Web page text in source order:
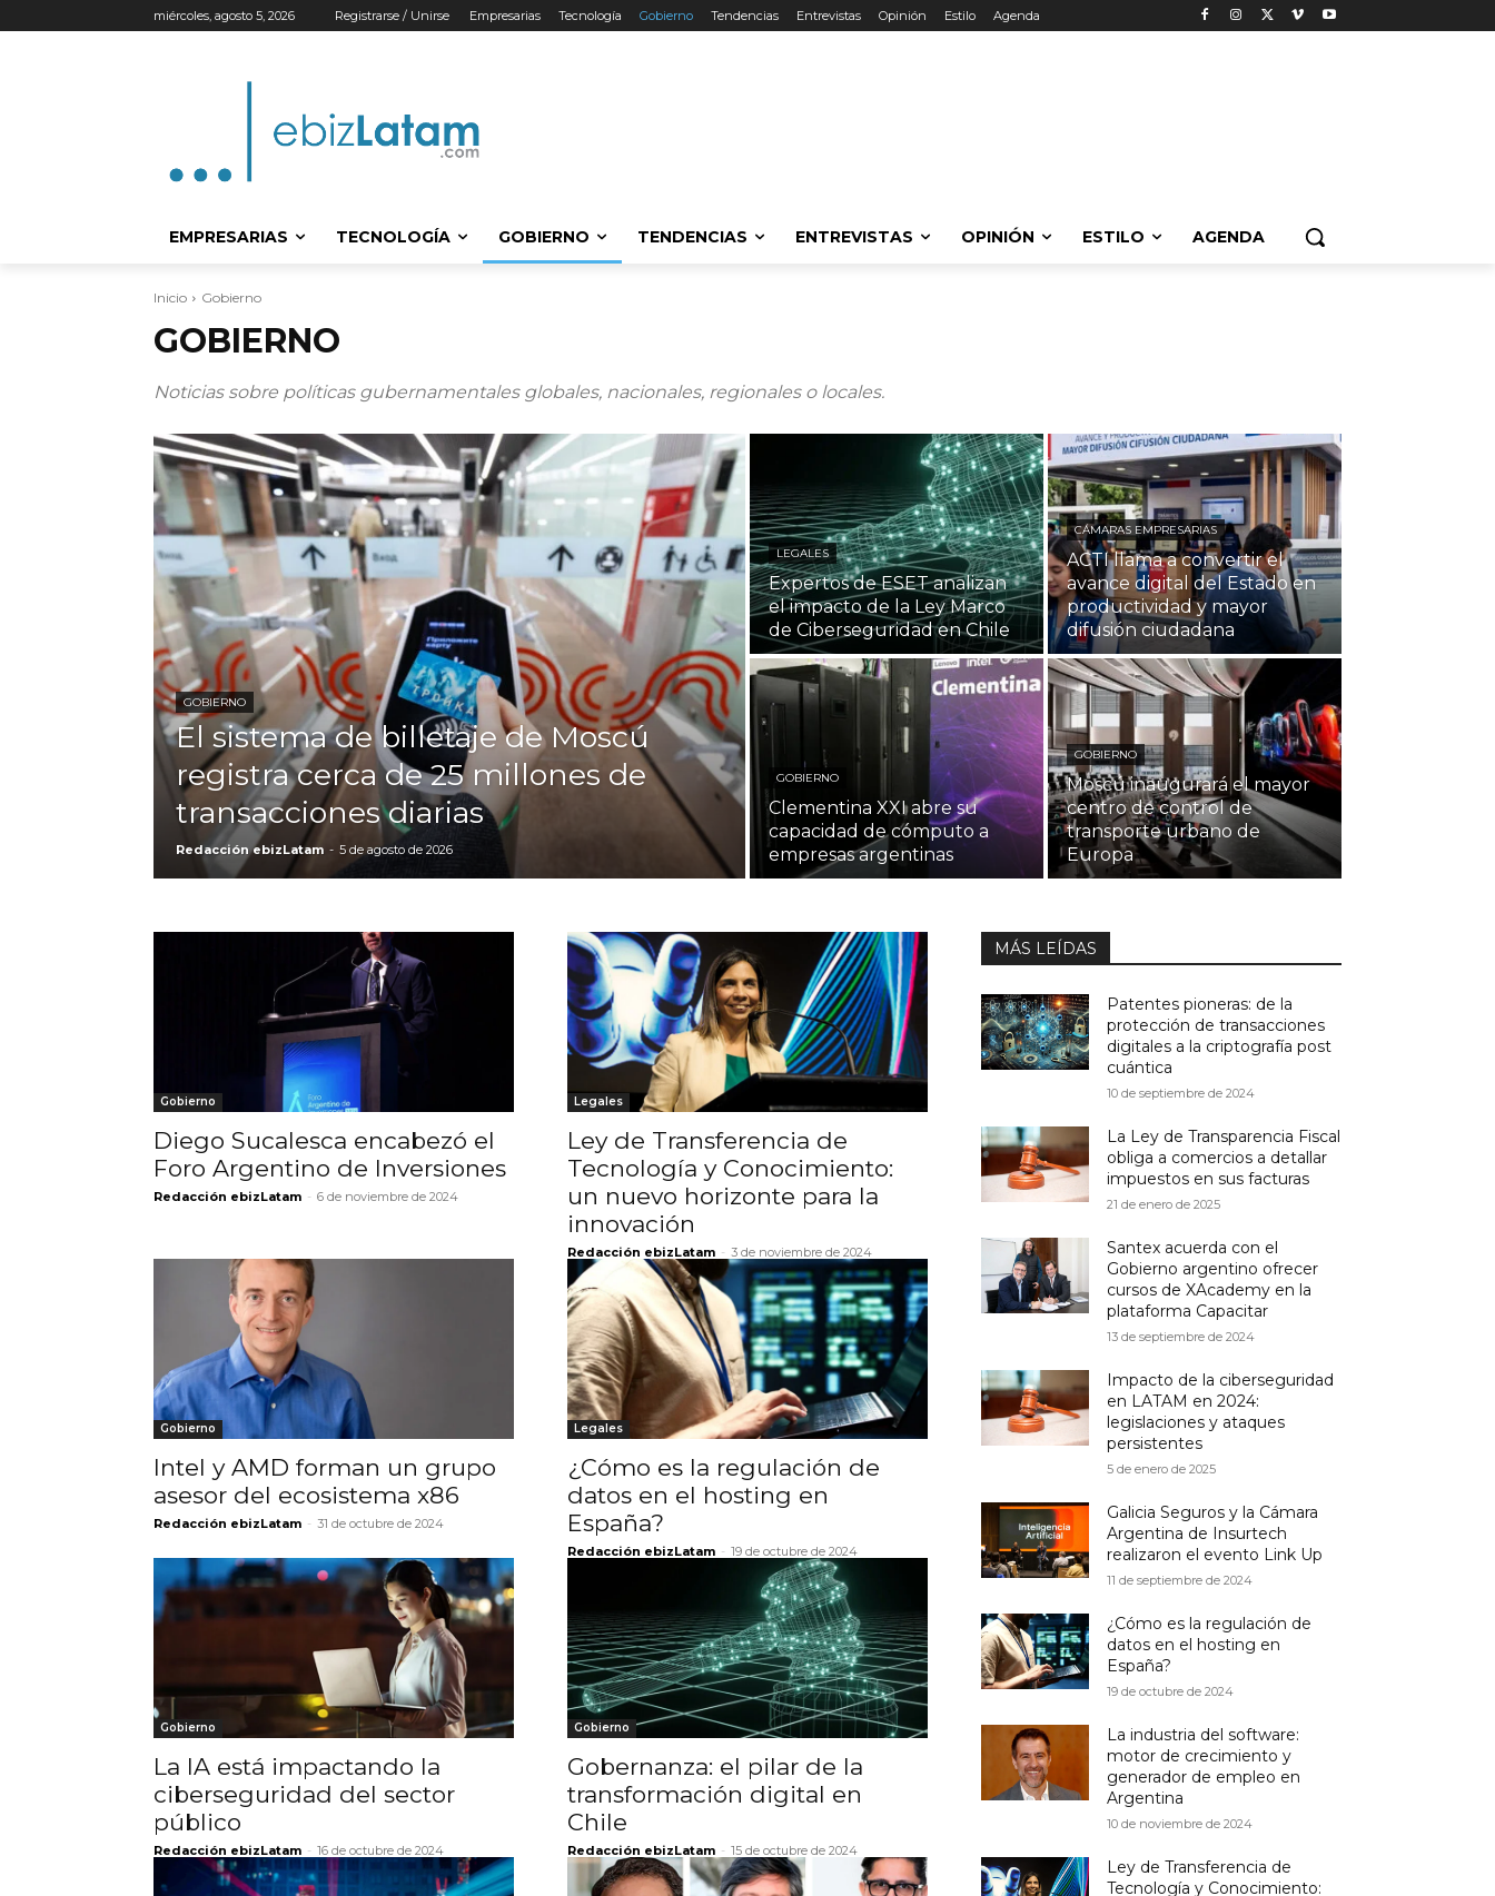
miércoles, agosto 5, 2026 Registrarse / Unirse Empresarias Tecnología Gobierno Tendencias Entrevistas Opinión Estilo Agenda
EMPRESARIAS TECNOLOGÍA GOBIERNO TENDENCIAS ENTREVISTAS OPINIÓN ESTILO AGENDA
Inicio Gobierno
GOBIERNO
Noticias sobre políticas gubernamentales globales, nacionales, regionales o locales.
GOBIERNO
El sistema de billetaje de Moscú
registra cerca de 25 millones de
transacciones diarias
Redacción ebizLatam - 5 de agosto de 2026
LEGALES
Expertos de ESET analizan
el impacto de la Ley Marco
de Ciberseguridad en Chile
CÁMARAS EMPRESARIAS
ACTI llama a convertir el
avance digital del Estado en
productividad y mayor
difusión ciudadana
GOBIERNO
Clementina XXI abre su
capacidad de cómputo a
empresas argentinas
GOBIERNO
Moscú inaugurará el mayor
centro de control de
transporte urbano de
Europa
Gobierno
Diego Sucalesca encabezó el
Foro Argentino de Inversiones
Redacción ebizLatam - 6 de noviembre de 2024
Legales
Ley de Transferencia de
Tecnología y Conocimiento:
un nuevo horizonte para la
innovación
Redacción ebizLatam - 3 de noviembre de 2024
Gobierno
Intel y AMD forman un grupo
asesor del ecosistema x86
Redacción ebizLatam - 31 de octubre de 2024
Legales
¿Cómo es la regulación de
datos en el hosting en
España?
Redacción ebizLatam - 19 de octubre de 2024
Gobierno
La IA está impactando la
ciberseguridad del sector
público
Redacción ebizLatam - 16 de octubre de 2024
Gobierno
Gobernanza: el pilar de la
transformación digital en
Chile
Redacción ebizLatam - 15 de octubre de 2024
MÁS LEÍDAS
Patentes pioneras: de la
protección de transacciones
digitales a la criptografía post
cuántica
10 de septiembre de 2024
La Ley de Transparencia Fiscal
obliga a comercios a detallar
impuestos en sus facturas
21 de enero de 2025
Santex acuerda con el
Gobierno argentino ofrecer
cursos de XAcademy en la
plataforma Capacitar
13 de septiembre de 2024
Impacto de la ciberseguridad
en LATAM en 2024:
legislaciones y ataques
persistentes
5 de enero de 2025
Galicia Seguros y la Cámara
Argentina de Insurtech
realizaron el evento Link Up
11 de septiembre de 2024
¿Cómo es la regulación de
datos en el hosting en
España?
19 de octubre de 2024
La industria del software:
motor de crecimiento y
generador de empleo en
Argentina
10 de noviembre de 2024
Ley de Transferencia de
Tecnología y Conocimiento: